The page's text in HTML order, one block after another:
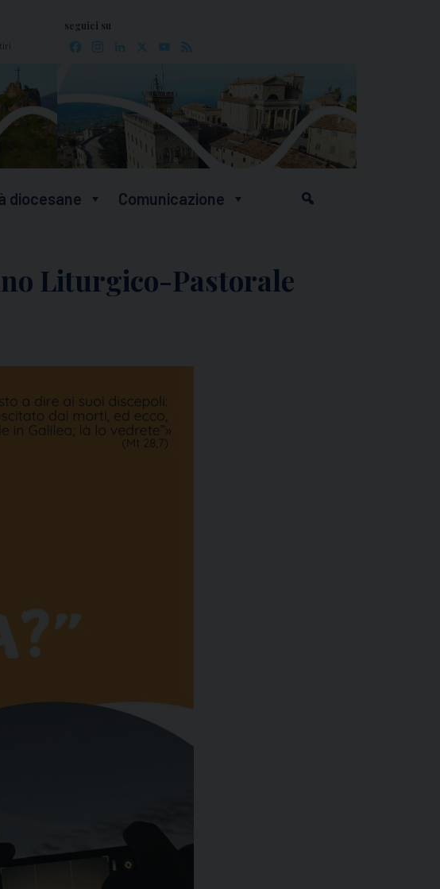
seguici su
Facebook
Instagram
LinkedIn YouTube
diocesane Comunicazione
Liturgico-Pastorale